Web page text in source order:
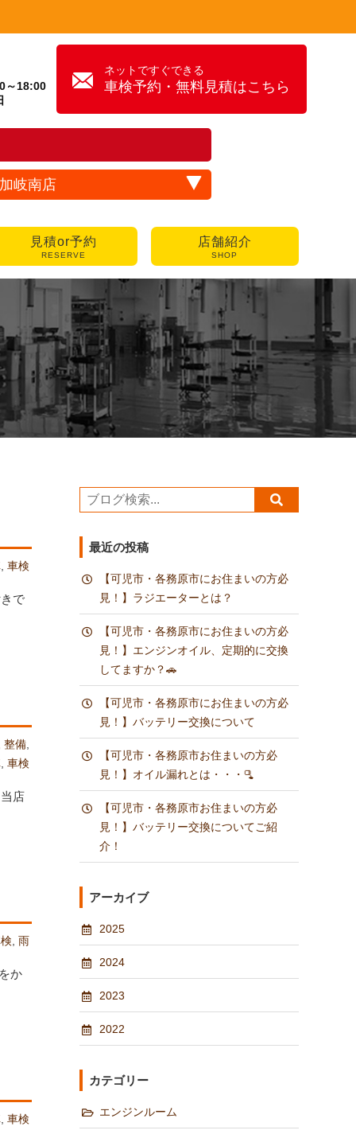
～18:00
ネットですぐできる
車検予約・無料見積はこちら
岐南店
見積or予約
RESERVE
店舗紹介
SHOP
, 車検
で
整備
車検
店
, 雨
か
車検
最近の投稿
【可児市・各務原市にお住まいの方必
見！】ラジエーターとは？
【可児市・各務原市にお住まいの方必
見！】エンジンオイル、定期的に交換
してますか？🚗
【可児市・各務原市にお住まいの方必
見！】バッテリー交換について
【可児市・各務原市お住まいの方必
見！】オイル漏れとは・・・🫗
【可児市・各務原市お住まいの方必
見！】バッテリー交換についてご紹
介！
アーカイブ
2025
2024
2023
2022
カテゴリー
エンジンルーム